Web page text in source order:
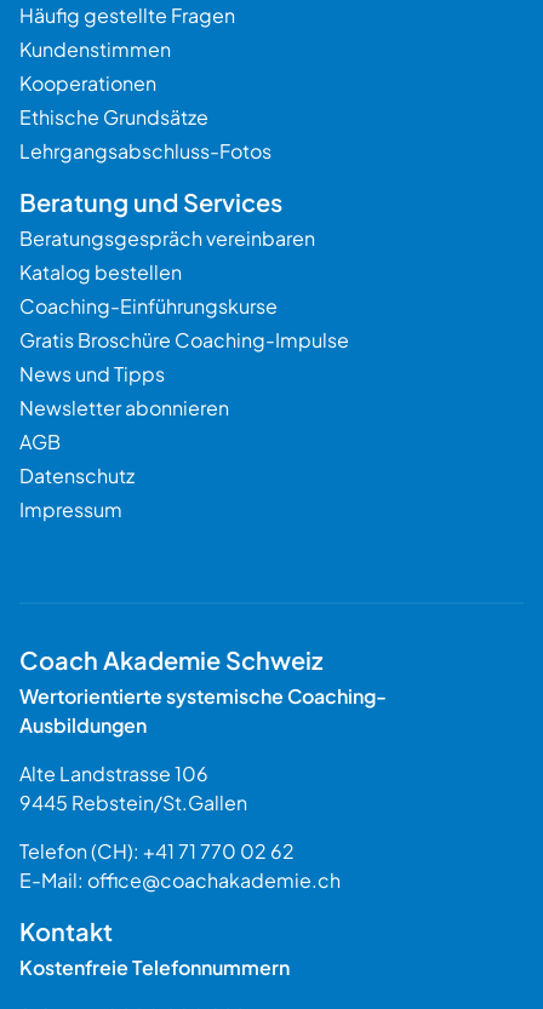
Häufig gestellte Fragen
Kundenstimmen
Kooperationen
Ethische Grundsätze
Lehrgangsabschluss-Fotos
Beratung und Services
Beratungsgespräch vereinbaren
Katalog bestellen
Coaching-Einführungskurse
Gratis Broschüre Coaching-Impulse
News und Tipps
Newsletter abonnieren
AGB
Datenschutz
Impressum
Coach Akademie Schweiz
Wertorientierte systemische Coaching-
Ausbildungen
Alte Landstrasse 106
9445 Rebstein/St.Gallen
Telefon (CH): +41 71 770 02 62
E-Mail: office@coachakademie.ch
Kontakt
Kostenfreie Telefonnummern